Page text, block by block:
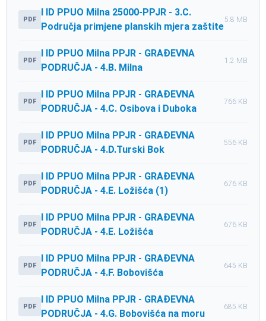
PDF
I ID PPUO Milna 25000-PPJR - 3.C.
Područja primjene planskih mjera zaštite
5.8 MB
PDF
I ID PPUO Milna PPJR - GRAĐEVNA
PODRUČJA - 4.B. Milna
1.2 MB
PDF
I ID PPUO Milna PPJR - GRAĐEVNA
PODRUČJA - 4.C. Osibova i Duboka
766 KB
PDF
I ID PPUO Milna PPJR - GRAĐEVNA
PODRUČJA - 4.D.Turski Bok
556 KB
PDF
I ID PPUO Milna PPJR - GRAĐEVNA
PODRUČJA - 4.E. Ložišća (1)
676 KB
PDF
I ID PPUO Milna PPJR - GRAĐEVNA
PODRUČJA - 4.E. Ložišća
676 KB
PDF
I ID PPUO Milna PPJR - GRAĐEVNA
PODRUČJA - 4.F. Bobovišća
645 KB
PDF
I ID PPUO Milna PPJR - GRAĐEVNA
PODRUČJA - 4.G. Bobovišća na moru
685 KB